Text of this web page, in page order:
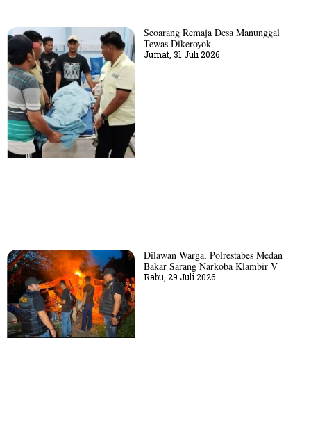
Seoarang Remaja Desa Manunggal
Tewas Dikeroyok
Jumat, 31 Juli 2026
Dilawan Warga, Polrestabes Medan
Bakar Sarang Narkoba Klambir V
Rabu, 29 Juli 2026